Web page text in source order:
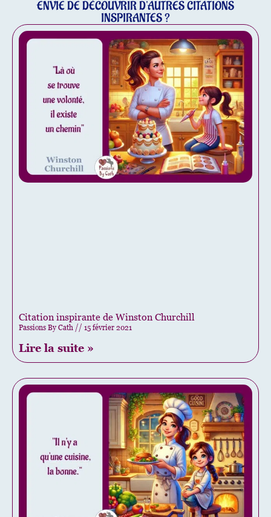
ENVIE DE DÉCOUVRIR D'AUTRES CITATIONS
INSPIRANTES ?
Citation inspirante de Winston Churchill
Passions By Cath 15 février 2021
Lire la suite »